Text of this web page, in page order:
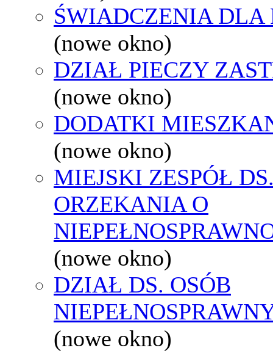
ŚWIADCZENIA DLA
(nowe okno)
DZIAŁ PIECZY
(nowe okno)
DODATKI
(nowe okno)
MIEJSKI ZESPÓŁ
ORZEKANIA O
(nowe okno)
DZIAŁ DS. OSÓB
(nowe okno)